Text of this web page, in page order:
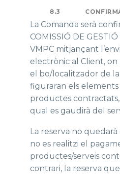
8.3
La Comanda serà
COMISSIÓ DE GESTIÓ
VMPC mitjançant
electrònic al Client,
el bo/localitzador de
figuraran els elements
productes
qual es gaudirà del
La reserva no
no es realitzi el
productes/serveis
contrari, la reserva